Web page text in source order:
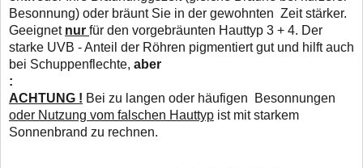
Besonnung) oder bräunt Sie in der gewohnten Zeit stärker.
Geeignet nur für den vorgebräunten Hauttyp 3 + 4. Der
starke UVB - Anteil der Röhren pigmentiert gut und hilft auch
bei Schuppenflechte, aber
:
ACHTUNG ! Bei zu langen oder häufigen Besonnungen
oder Nutzung vom falschen Hauttyp ist mit starkem
Sonnenbrand zu rechnen.